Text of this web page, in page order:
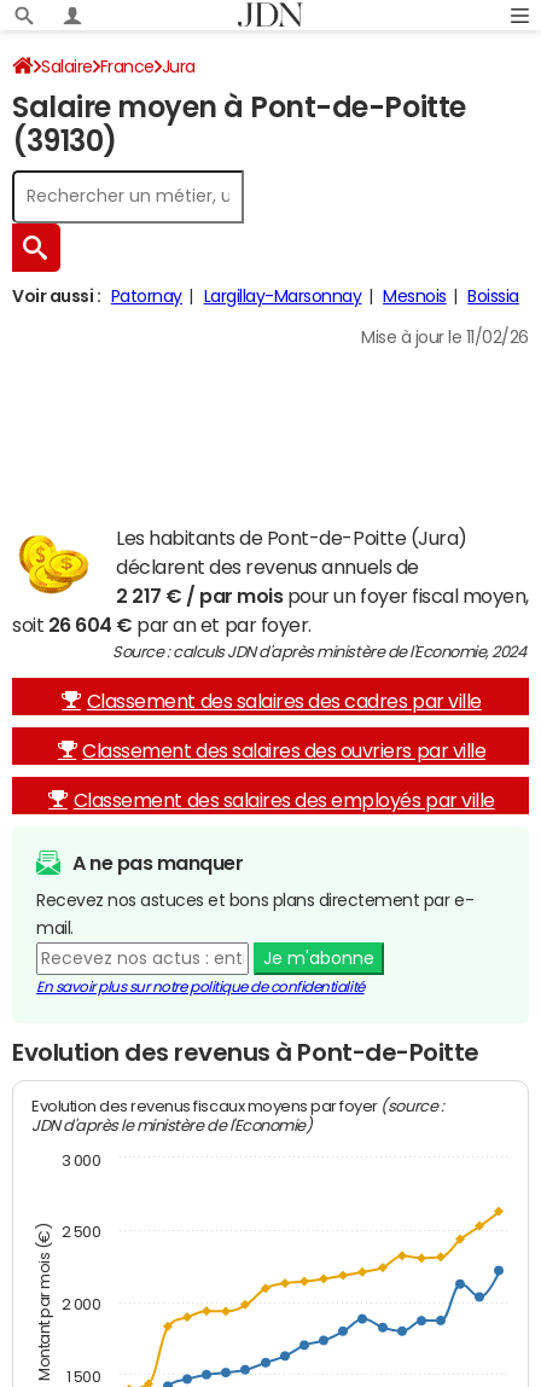
Salaire France Jura
Salaire moyen à Pont-de-Poitte
(39130)
Voir aussi : Patornay Largillay-Marsonnay Mesnois Boissia
Mise à jour le 11/02/26
Les habitants de Pont-de-Poitte (Jura)
déclarent des revenus annuels de
2 217 € / par moispour un foyer fiscal moyen,
soit 26 604 € par an et par foyer.
Source : calculs JDN d'après ministère de l'Economie, 2024
Classement des salaires des cadres par ville
Classement des salaires des ouvriers par ville
Classement des salaires des employés par ville
A ne pas manquer
Recevez nos astuces et bons plans directement par e-
mail.
Je m'abonne
En savoir plus sur notre politique de confidentialité
Evolution des revenus à Pont-de-Poitte
Montant par mois (€)
Evolution des revenus fiscaux moyens par foyer (source :
JDN d'après le ministère de l'Economie)
1 500
2 000
2 500
3 000